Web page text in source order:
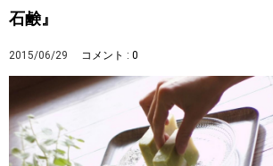
石鹸』
2015/06/29 コメント : 0